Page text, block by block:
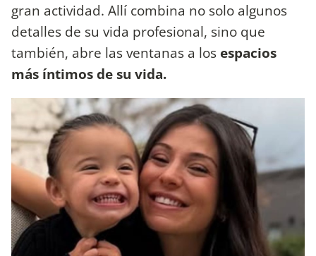
gran actividad. Allí combina no solo algunos
detalles de su vida profesional, sino que
también, abre las ventanas a los espacios
más íntimos de su vida.